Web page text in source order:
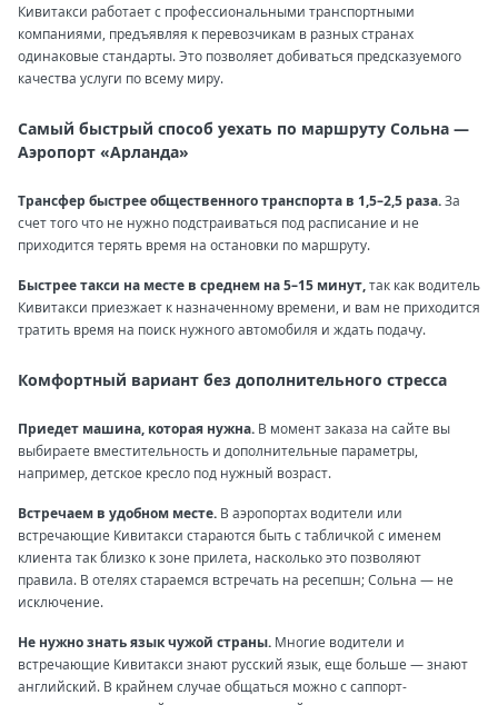
Кивитакси работает с профессиональными транспортными
компаниями, предъявляя к перевозчикам в разных странах
одинаковые стандарты. Это позволяет добиваться предсказуемого
качества услуги по всему миру.
Самый быстрый способ уехать по маршруту Сольна —
Аэропорт «Арланда»
Трансфер быстрее общественного транспорта в 1,5–2,5 раза.За
счет того что не нужно подстраиваться под расписание и не
приходится терять время на остановки по маршруту.
Быстрее такси на месте в среднем на 5–15 минут,так как водитель
Кивитакси приезжает к назначенному времени, и вам не приходится
тратить время на поиск нужного автомобиля и ждать подачу.
Комфортный вариант без дополнительного стресса
Приедет машина, которая нужна. В момент заказа на сайте вы
выбираете вместительность и дополнительные параметры,
например, детское кресло под нужный возраст.
Встречаем в удобном месте. В аэропортах водители или
встречающие Кивитакси стараются быть с табличкой с именем
клиента так близко к зоне прилета, насколько это позволяют
правила. В отелях стараемся встречать на ресепшн; Сольна — не
исключение.
Не нужно знать язык чужой страны. Многие водители и
встречающие Кивитакси знают русский язык, еще больше — знают
английский. В крайнем случае общаться можно с саппорт-